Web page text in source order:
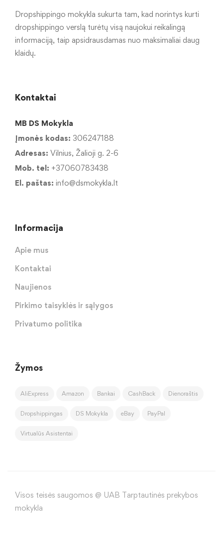
Dropshippingo mokykla sukurta tam, kad norintys kurti
dropshippingo verslą turėtų visą naujokui reikalingą
informaciją, taip apsidrausdamas nuo maksimaliai daug
klaidų.
Kontaktai
MB DS Mokykla
Įmonės kodas: 306247188
Adresas: Vilnius, Žalioji g. 2-6
Mob. tel: +37060783438
El. paštas: info@dsmokykla.lt
Informacija
Apie mus
Kontaktai
Naujienos
Pirkimo taisyklės ir sąlygos
Privatumo politika
Žymos
AliExpress Amazon Bankai CashBack Dienoraštis
Dropshippingas DS Mokykla eBay PayPal
Virtualūs Asistentai
Visos teisės saugomos @ UAB Tarptautinės prekybos
mokykla